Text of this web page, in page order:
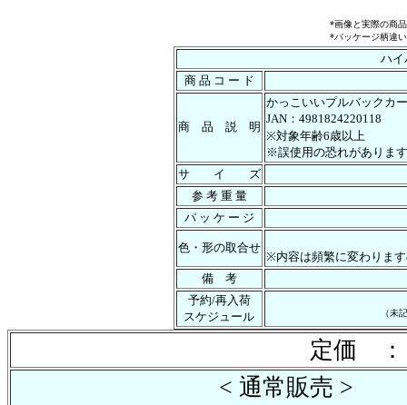
*画像と実際の商
*パッケージ柄違
ハイ
商 品 コ ー ド
商 品 説 明
かっこいいプルバックカ
JAN：4981824220118
※対象年齢6歳以上
※誤使用の恐れがありま
サ イ ズ
参 考 重 量
パ ッ ケ ー ジ
色・形の取合せ
※内容は頻繁に変わりま
備 考
予約/再入荷
スケジュール
（未
定価 ：
< 通常販売 >